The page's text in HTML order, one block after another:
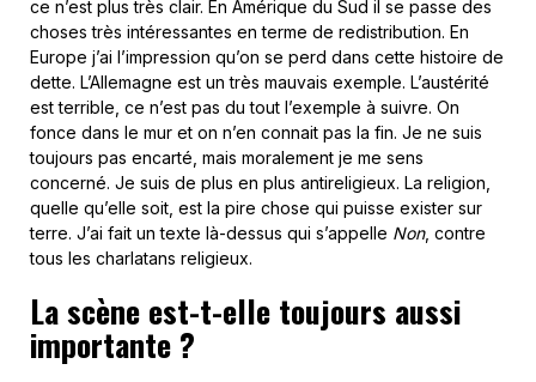
ce n’est plus très clair. En Amérique du Sud il se passe des
choses très intéressantes en terme de redistribution. En
Europe j’ai l’impression qu’on se perd dans cette histoire de
dette. L’Allemagne est un très mauvais exemple. L’austérité
est terrible, ce n’est pas du tout l’exemple à suivre. On
fonce dans le mur et on n’en connait pas la fin. Je ne suis
toujours pas encarté, mais moralement je me sens
concerné. Je suis de plus en plus antireligieux. La religion,
quelle qu’elle soit, est la pire chose qui puisse exister sur
terre. J’ai fait un texte là-dessus qui s’appelle Non, contre
tous les charlatans religieux.
La scène est-t-elle toujours aussi
importante ?